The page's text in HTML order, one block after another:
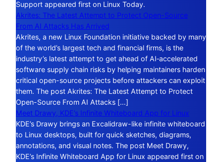
Support appeared first on Linux Today.
Akrites: The Latest Attempt to Protect Open-Source
From AI Attacks Has Arrived
Akrites, a new Linux Foundation initiative backed by many
of the world’s largest tech and financial firms, is the
industry’s latest attempt to get ahead of AI‑accelerated
software supply chain risks by helping maintainers harden
critical open-source projects before attackers can exploit
them. The post Akrites: The Latest Attempt to Protect
Open-Source From AI Attacks […]
Meet Drawy, KDE’s Infinite Whiteboard App for Linux
KDE’s Drawy brings an Excalidraw-like infinite whiteboard
to Linux desktops, built for quick sketches, diagrams,
annotations, and visual notes. The post Meet Drawy,
KDE’s Infinite Whiteboard App for Linux appeared first on